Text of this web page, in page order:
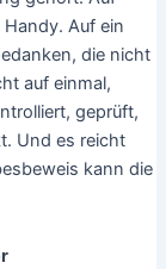
Auf ein
die nicht
auf einmal,
geprüft,
Und es reicht
kann die